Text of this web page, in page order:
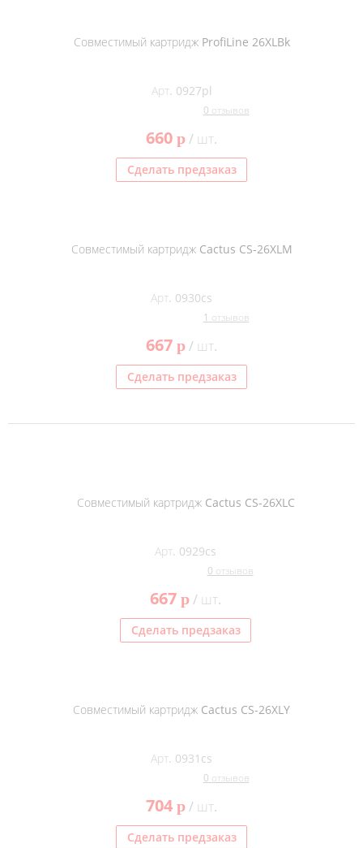
Совместимый картридж ProfiLine 26XLBk
Арт. 0927pl
0 отзывов
660 p/ шт.
Сделать предзаказ
Совместимый картридж Cactus CS-26XLM
Арт. 0930cs
1 отзывов
667 p/ шт.
Сделать предзаказ
Совместимый картридж Cactus CS-26XLC
Арт. 0929cs
0 отзывов
667 p/ шт.
Сделать предзаказ
Совместимый картридж Cactus CS-26XLY
Арт. 0931cs
0 отзывов
704 p/ шт.
Сделать предзаказ